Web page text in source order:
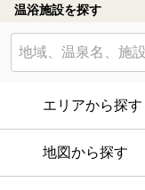
温浴施設を探す
エリアから探す
地図から探す